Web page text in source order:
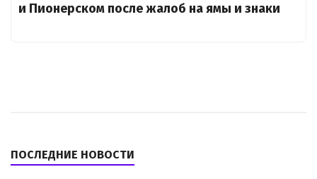
и Пионерском после жалоб на ямы и знаки
ПОСЛЕДНИЕ НОВОСТИ